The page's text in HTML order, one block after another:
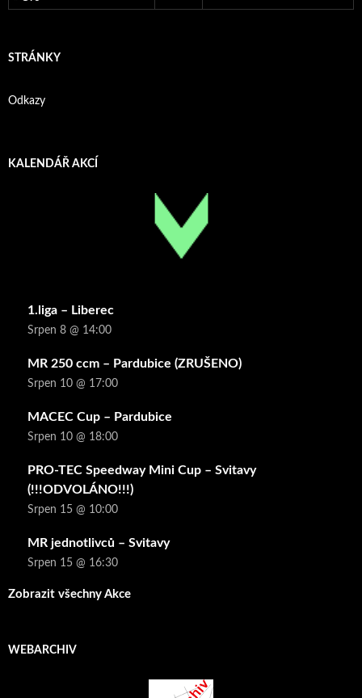
STRÁNKY
Odkazy
KALENDÁŘ AKCÍ
1.liga – Liberec
Srpen 8 @ 14:00
MR 250 ccm – Pardubice (ZRUŠENO)
Srpen 10 @ 17:00
MACEC Cup – Pardubice
Srpen 10 @ 18:00
PRO-TEC Speedway Mini Cup – Svitavy
(!!!ODVOLÁNO!!!)
Srpen 15 @ 10:00
MR jednotlivců – Svitavy
Srpen 15 @ 16:30
Zobrazit všechny Akce
WEBARCHIV